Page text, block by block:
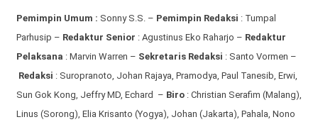
Pemimpin Umum : Sonny S.S. – Pemimpin Redaksi : Tumpal
Parhusip – Redaktur Senior : Agustinus Eko Raharjo – Redaktur
Pelaksana : Marvin Warren – Sekretaris Redaksi : Santo Vormen –
Redaksi : Suropranoto, Johan Rajaya, Pramodya, Paul Tanesib, Erwi,
Sun Gok Kong, Jeffry MD, Echard – Biro: Christian Serafim (Malang),
Linus (Sorong), Elia Krisanto (Yogya), Johan (Jakarta), Pahala, Nono